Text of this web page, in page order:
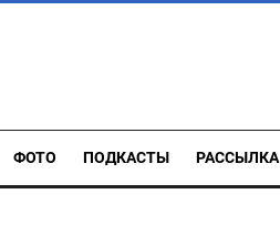
ФОТО ПОДКАСТЫ РАССЫЛКА